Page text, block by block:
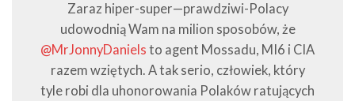
Zaraz hiper-super—prawdziwi-Polacy
udowodnią Wam na milion sposobów, że
@MrJonnyDaniels to agent Mossadu, MI6 i CIA
razem wziętych. A tak serio, człowiek, który
tyle robi dla uhonorowania Polaków ratujących